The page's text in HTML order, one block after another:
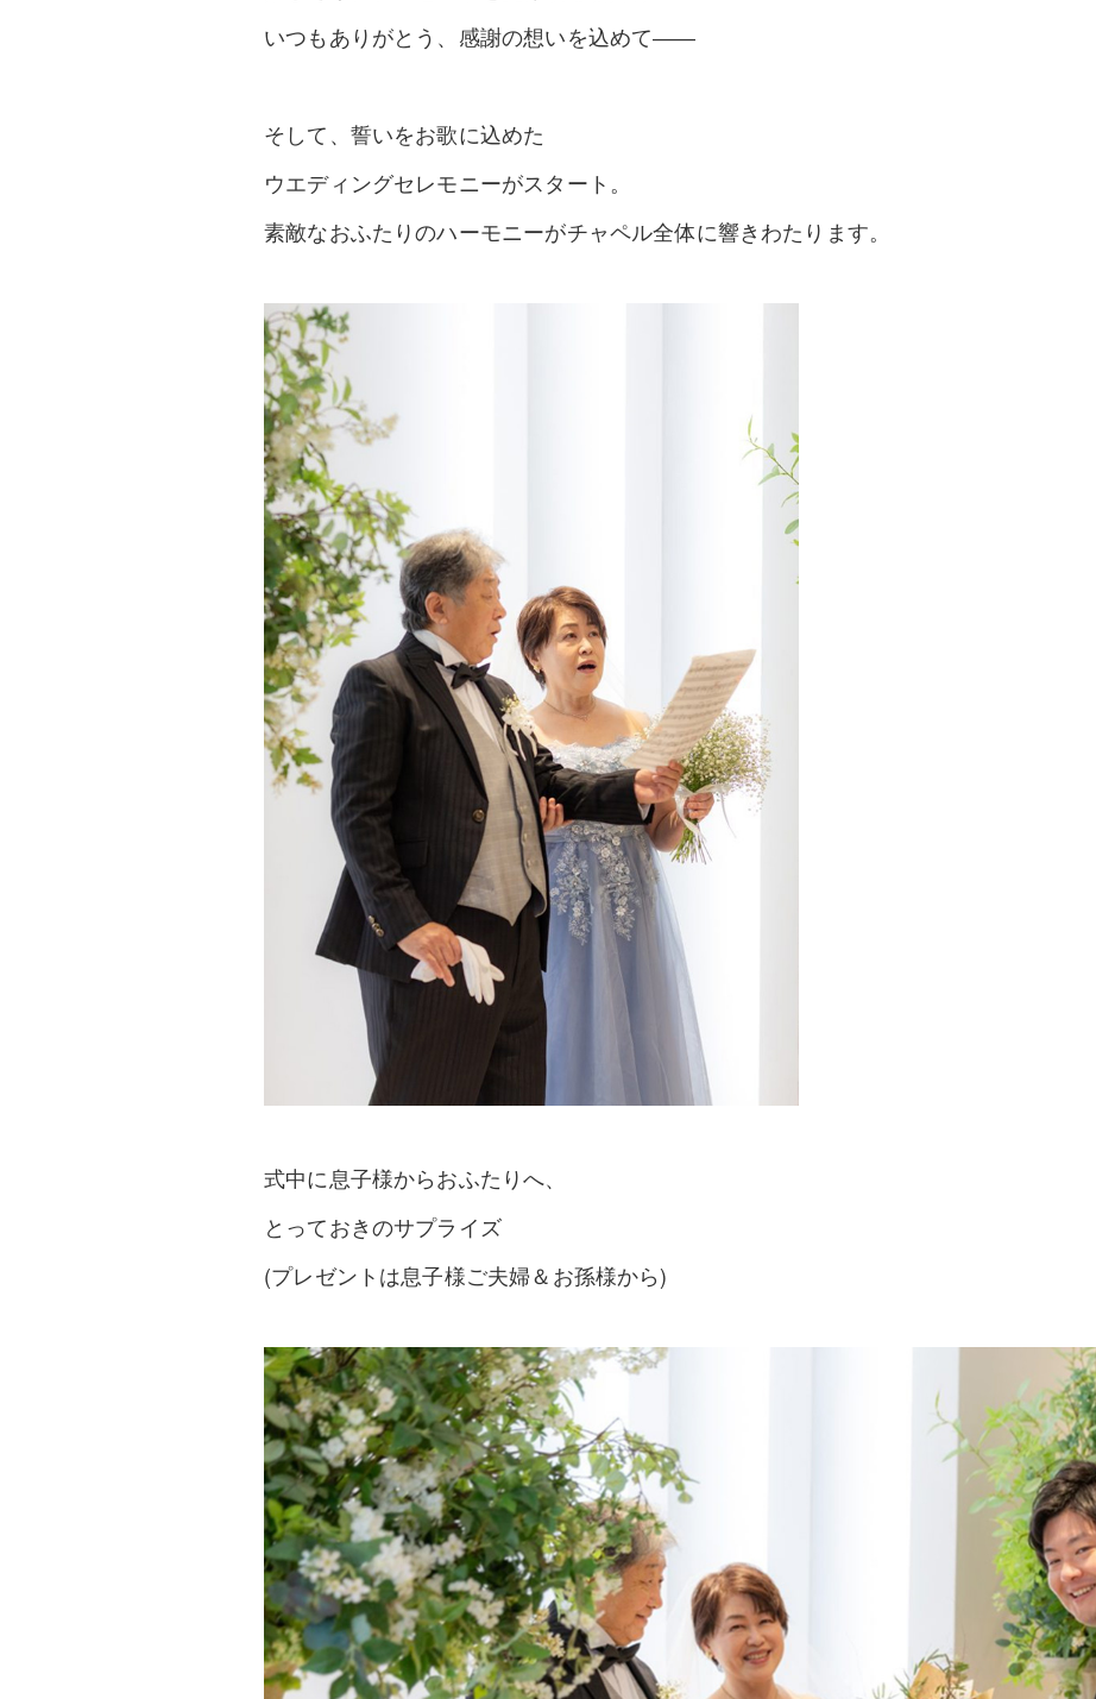
いつもありがとう、感謝の想いを込めて――
そして、誓いをお歌に込めた
ウエディングセレモニーがスタート。
素敵なおふたりのハーモニーがチャペル全体に響きわたります。
式中に息子様からおふたりへ、
とっておきのサプライズ
(プレゼントは息子様ご夫婦＆お孫様から)